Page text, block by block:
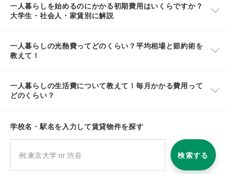
一人暮らしを始めるのにかかる初期費用はいくらですか？
大学生・社会人・家賃別に解説
一人暮らしの光熱費ってどのくらい？平均相場と節約術を
教えて！
一人暮らしの生活費について教えて！毎月かかる費用って
どのくらい？
学校名・駅名を入力して賃貸物件を探す
検索する